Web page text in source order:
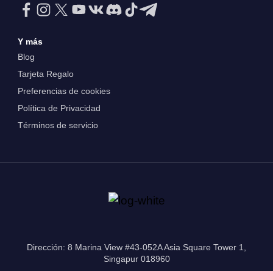
Y más
Blog
Tarjeta Regalo
Preferencias de cookies
Política de Privacidad
Términos de servicio
Dirección: 8 Marina View #43-052A Asia Square Tower 1,
Singapur 018960